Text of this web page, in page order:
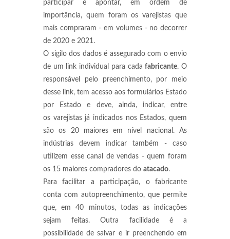
participar e apontar, em ordem de
importância, quem foram os varejistas que
mais compraram - em volumes - no decorrer
de 2020 e 2021.
O sigilo dos dados é assegurado com o envio
de um link individual para cadafabricante. O
responsável pelo preenchimento, por meio
desse link, tem acesso aos formulários Estado
por Estado e deve, ainda, indicar, entre
os varejistas já indicados nos Estados, quem
são os 20 maiores em nível nacional. As
indústrias devem indicar também - caso
utilizem esse canal de vendas - quem foram
os 15 maiores compradores do atacado.
Para facilitar a participação, o fabricante
conta com autopreenchimento, que permite
que, em 40 minutos, todas as indicações
sejam feitas. Outra facilidade é a
possibilidade de salvar e ir preenchendo em